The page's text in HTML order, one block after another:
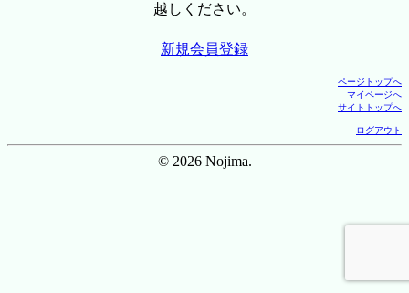
越しください。
新規会員登録
ページトップへ
マイページへ
サイトトップへ
ログアウト
© 2026 Nojima.